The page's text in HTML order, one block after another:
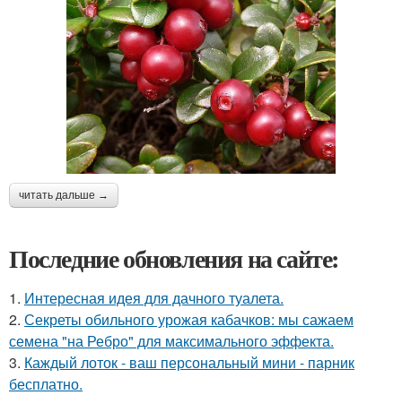
читать дальше →
Последние обновления на сайте:
1. Интересная идея для дачного туалета.
2. Секреты обильного урожая кабачков: мы сажаем
семена "на Ребро" для максимального эффекта.
3. Каждый лоток - ваш персональный мини - парник
бесплатно.